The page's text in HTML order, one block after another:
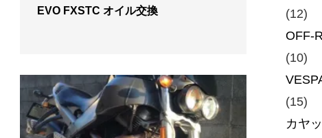
EVO FXSTC オイル交換
(12)
OFF-
(10)
(15)
カヤ